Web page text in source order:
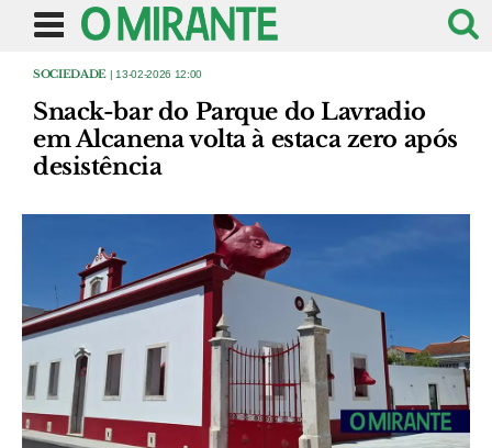
SOCIEDADE | 13-02-2026 12:00
Snack-bar do Parque do Lavradio
em Alcanena volta à estaca zero após
desistência